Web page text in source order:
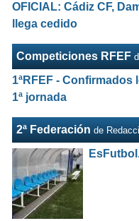
OFICIAL: Cádiz CF,
llega cedido
Competiciones RFEF
1ªRFEF - Confirmados
1ª jornada
2ª Federación de